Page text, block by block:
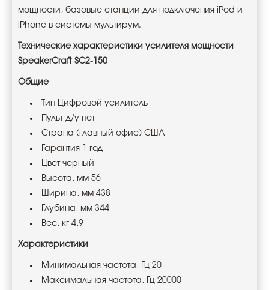
мощности, базовые станции для подключения iPod и
iPhone в системы мультирум.
Технические характеристики усилителя мощности
SpeakerCraft SC2-150
Общие
Тип Цифровой усилитель
Пульт д/у нет
Страна (главный офис) США
Гарантия 1 год
Цвет черный
Высота, мм 56
Ширина, мм 438
Глубина, мм 344
Вес, кг 4,9
Характеристики
Минимальная частота, Гц 20
Максимальная частота, Гц 20000